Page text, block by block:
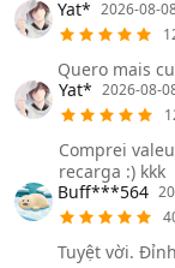
Yat* 2026-08-
Quero mais
Yat* 2026-08-
Comprei
recarga :) kkk
Buff***564
Tuyệt vời.